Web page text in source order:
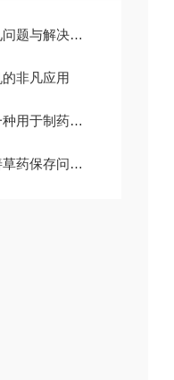
与解决方案
非凡应用
行业的重要设备
统医学迎来创新仪器